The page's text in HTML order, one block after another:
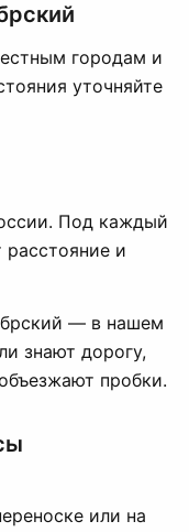
городам и
уточняйте
Под каждый
расстояние и
— в нашем
знают дорогу,
пробки.
или на